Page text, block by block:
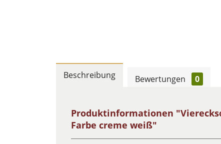
Beschreibung Bewertungen 0
Produktinformationen
Farbe creme weiß"